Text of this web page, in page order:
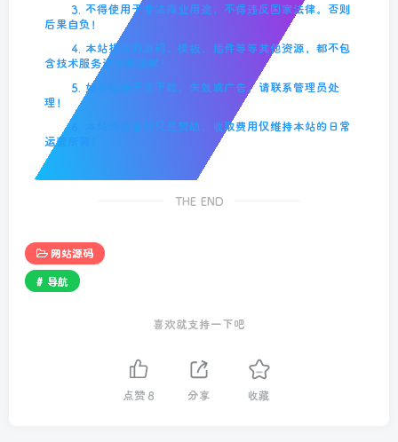
3. 不得使用于非法商业用途，不得违反国家法律。否则
后果自负！
4. 本站提供的源码、模板、插件等等其他资源，都不包
含技术服务请大家谅解！
5. 如有链接无法下载、失效或广告，请联系管理员处
理！
6. 本站资源售价只是赞助，收取费用仅维持本站的日常
运营所需！
THE END
网站源码
# 导航
喜欢就支持一下吧
点赞 8 分享 收藏